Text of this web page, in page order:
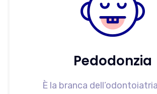
Pedodonzia
È la branca